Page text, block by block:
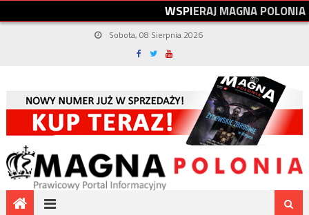
WSPIERAJMAGNAPOLONIA
Sobota, 08 Sierpnia 2026